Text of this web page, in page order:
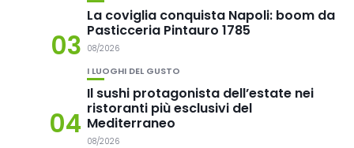
03
La coviglia conquista Napoli: boom da
Pasticceria Pintauro 1785
08/2026
04
I LUOGHI DEL GUSTO
Il sushi protagonista dell’estate nei
ristoranti più esclusivi del
Mediterraneo
08/2026